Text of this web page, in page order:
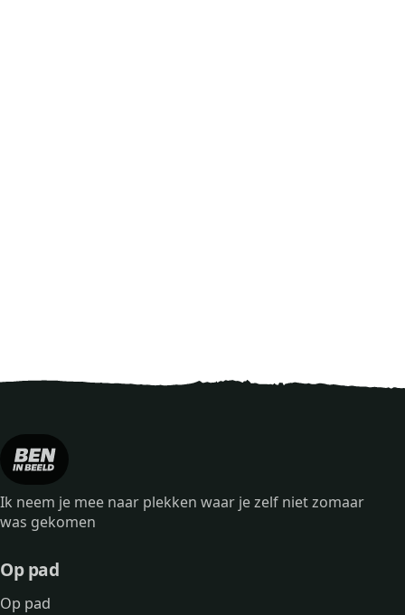
Ik neem je mee naar plekken waar je zelf niet zomaar
was gekomen
Op pad
Op pad